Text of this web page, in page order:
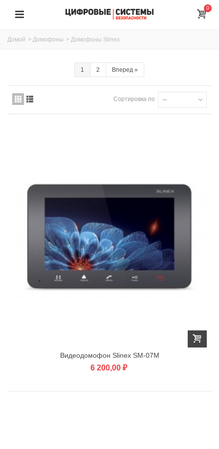
0
Домой > Домофоны > Домофоны Slinex
1 2 Вперед »
Сортировка по --
Видеодомофон Slinex SM-07M
6 200,00 ₽